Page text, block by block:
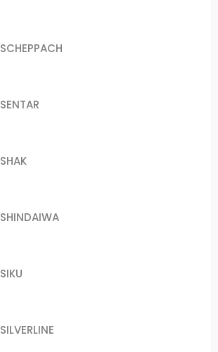
SCHEPPACH
SENTAR
SHAK
SHINDAIWA
SIKU
SILVERLINE